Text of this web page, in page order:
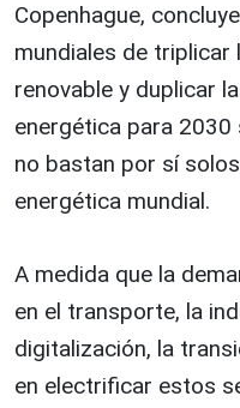
Copenhague,
mundiales de triplicar
renovable y duplicar
energética para 2030
no bastan por sí
energética mundial.
A medida que la
en el transporte, la
digitalización, la
en electrificar estos